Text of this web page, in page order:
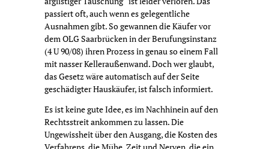
passiert oft, auch wenn es gelegentliche
Ausnahmen gibt. So gewannen die Käufer vor
dem OLG Saarbrücken in der Berufungsinstanz
(4 U 90/08) ihren Prozess in genau so einem Fall
mit nasser Kelleraußenwand. Doch wer glaubt,
das Gesetz wäre automatisch auf der Seite
geschädigter Hauskäufer, ist falsch informiert.
Es ist keine gute Idee, es im Nachhinein auf den
Rechtsstreit ankommen zu lassen. Die
Ungewissheit über den Ausgang, die Kosten des
Verfahrens, die Mühe, Zeit und Nerven, die ein